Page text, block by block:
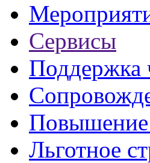
Сервисы
Повышение
Льготное